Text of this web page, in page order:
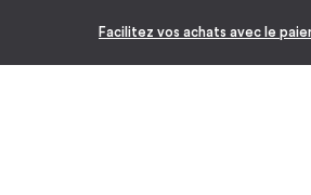
Facilitez vos achats avec le